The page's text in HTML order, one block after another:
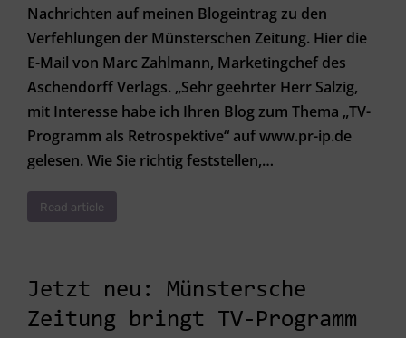
Nachrichten auf meinen Blogeintrag zu den
Verfehlungen der Münsterschen Zeitung. Hier die
E-Mail von Marc Zahlmann, Marketingchef des
Aschendorff Verlags. „Sehr geehrter Herr Salzig,
mit Interesse habe ich Ihren Blog zum Thema „TV-
Programm als Retrospektive“ auf www.pr-ip.de
gelesen. Wie Sie richtig feststellen,…
Read article
Jetzt neu: Münstersche
Zeitung bringt TV-Programm